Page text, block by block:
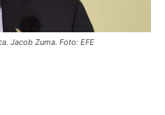
Jacob Zuma. Foto: EFE